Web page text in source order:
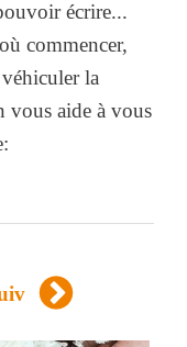
écrire...
commencer,
la
aide à vous